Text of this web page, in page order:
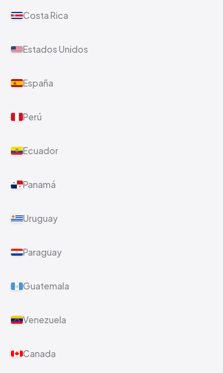
Costa Rica
Estados Unidos
España
Perú
Ecuador
Panamá
Uruguay
Paraguay
Guatemala
Venezuela
Canada